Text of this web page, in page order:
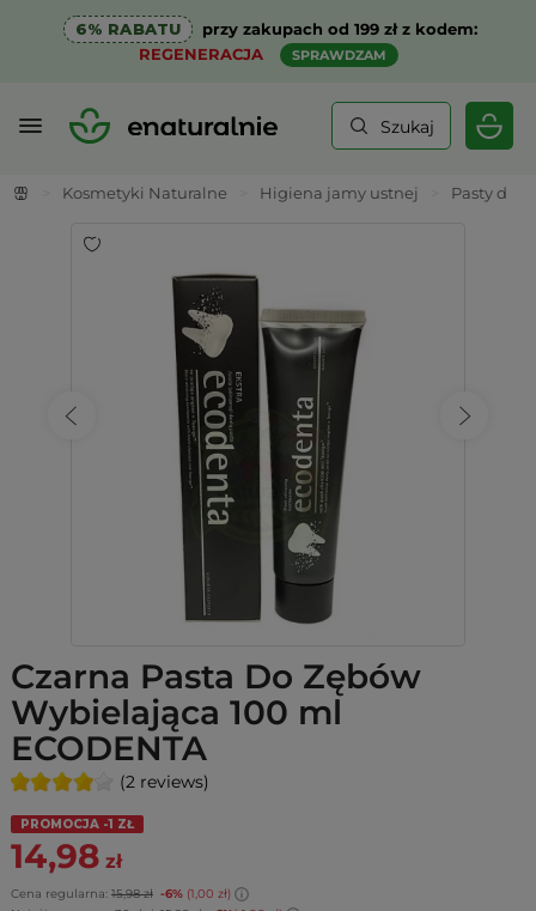
6% RABATU
przy zakupach od 199 zł z kodem:
REGENERACJA
SPRAWDZAM
Szukaj
Kosmetyki Naturalne Higiena jamy ustnej Pasty do
Czarna Pasta Do Zębów
Wybielająca 100 ml
ECODENTA
(2 reviews)
PROMOCJA -1 ZŁ
14,98 zł
Cena regularna: 15,98 zł -6% (1,00 zł)